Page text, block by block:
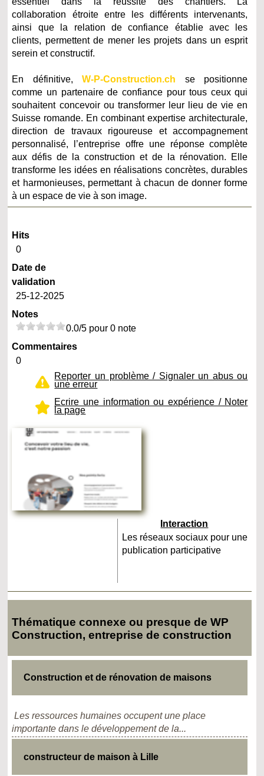
collaboration étroite entre les différents intervenants,
ainsi que la relation de confiance établie avec les
clients, permettent de mener les projets dans un esprit
serein et constructif.
En définitive,W-P-Construction.ch se positionne
comme un partenaire de confiance pour tous ceux qui
souhaitent concevoir ou transformer leur lieu de vie en
Suisse romande. En combinant expertise architecturale,
direction de travaux rigoureuse et accompagnement
personnalisé, l’entreprise offre une réponse complète
aux défis de la construction et de la rénovation. Elle
transforme les idées en réalisations concrètes, durables
et harmonieuses, permettant à chacun de donner forme
à un espace de vie à son image.
Hits
0
Date de
validation
25-12-2025
Notes
0.0/5 pour 0 note
Commentaires
0
Reporter un problème / Signaler un abus ou
une erreur
Ecrire une information ou expérience / Noter
la page
Interaction
Les réseaux sociaux pour une
publication participative
Thématique connexe ou presque de WP
Construction, entreprise de construction
Construction et de rénovation de maisons
Les ressources humaines occupent une place
importante dans le développement de la...
constructeur de maison à Lille